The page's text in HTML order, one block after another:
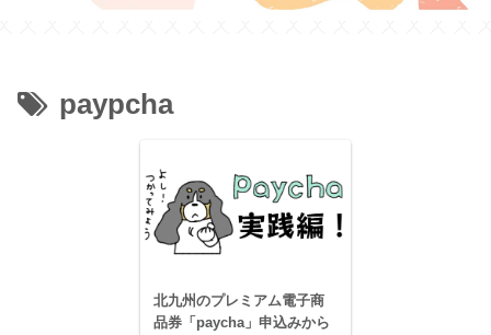
paypcha
北九州のプレミアム電子商
品券「paycha」申込みから